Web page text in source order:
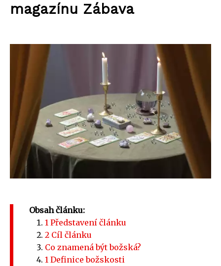
magazínu Zábava
Obsah článku:
1 Představení článku
2 Cíl článku
Co znamená být božská?
1 Definice božskosti